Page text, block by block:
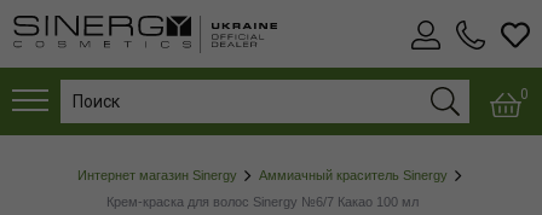
0
Интернет магазин Sinergy
Аммиачный краситель Sinergy
Крем-краска для волос Sinergy №6/7 Какао 100 мл